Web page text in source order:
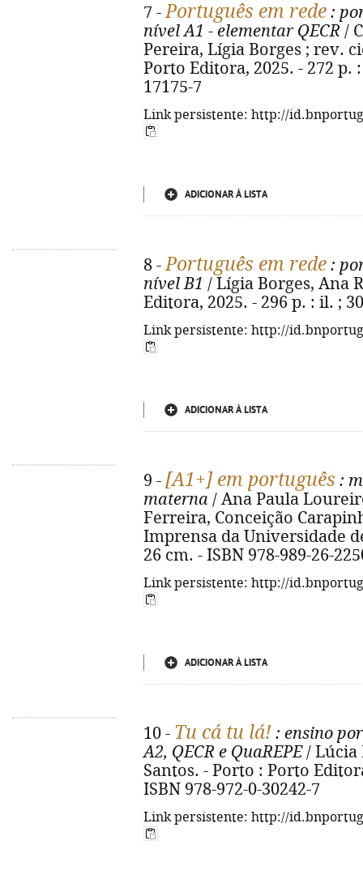
7 -Português em rede :
nível A1 - elementar QECR /
Pereira, Lígia Borges ; rev.
Porto Editora, 2025. - 272 p.
17175-7
Link persistente: http://
ADICIONAR À LISTA
8 -Português em rede :
nível B1 / Lígia Borges, Ana
Editora, 2025. - 296 p. : il. ;
Link persistente: http://
ADICIONAR À LISTA
9 - [A1+] em português :
materna / Ana Paula
Ferreira, Conceição
Imprensa da Universidade
26 cm. - ISBN 978-989-26-
Link persistente: http://
ADICIONAR À LISTA
10 - Tu cá tu lá! : ensino
A2, QECR e QuaREPE/ Lúcia
Santos. - Porto : Porto
ISBN 978-972-0-30242-7
Link persistente: http://